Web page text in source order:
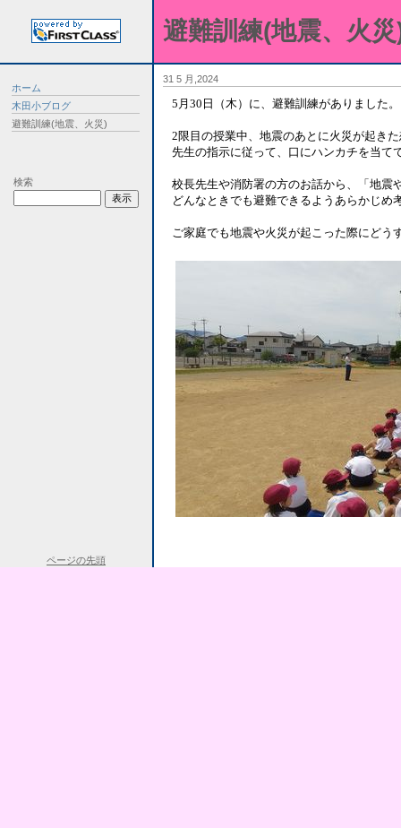
ホーム
木田小ブログ
避難訓練(地震、火災)
検索
避難訓練(地震、火
31 5 月,2024
5月30日（木）に、避難訓練がありました。
2限目の授業中、地震のあとに火災が起き
先生の指示に従って、口にハンカチを当て
校長先生や消防署の方のお話から、「地震
どんなときでも避難できるようあらかじ
ご家庭でも地震や火災が起こった際にどう
ページの先頭